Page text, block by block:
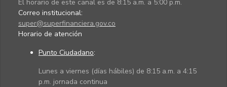
El horario de este canal es de 8:15 a.m. a 5:00 p.m.
Correo institucional:
super@superfinanciera.gov.co
Horario de atención
Punto Ciudadano:
Lunes a viernes (días hábiles) de 8:15 a.m. a 4:15
p.m. jornada continua